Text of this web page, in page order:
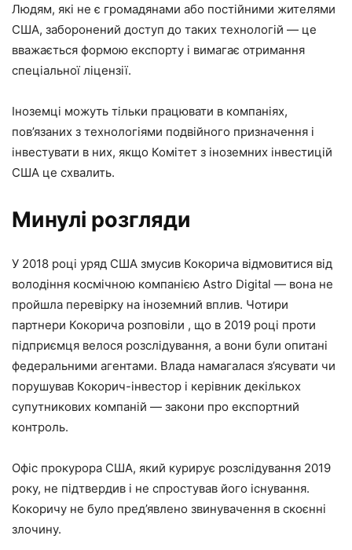
Людям, які не є громадянами або постійними жителями
США, заборонений доступ до таких технологій — це
вважається формою експорту і вимагає отримання
спеціальної ліцензії.
Іноземці можуть тільки працювати в компаніях,
пов’язаних з технологіями подвійного призначення і
інвестувати в них, якщо Комітет з іноземних інвестицій
США це схвалить.
Минулі розгляди
У 2018 році уряд США змусив Кокорича відмовитися від
володіння космічною компанією Astro Digital — вона не
пройшла перевірку на іноземний вплив. Чотири
партнери Кокорича розповіли , що в 2019 році проти
підприємця велося розслідування, а вони були опитані
федеральними агентами. Влада намагалася з’ясувати чи
порушував Кокорич-інвестор і керівник декількох
супутникових компаній — закони про експортний
контроль.
Офіс прокурора США, який курирує розслідування 2019
року, не підтвердив і не спростував його існування.
Кокоричу не було пред’явлено звинувачення в скоєнні
злочину.